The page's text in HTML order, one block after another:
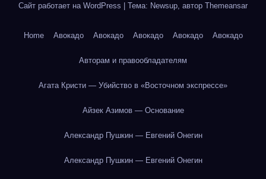
Сайт работает на WordPress | Тема: Newsup, автор Themeansar
Home Авокадо Авокадо Авокадо Авокадо Авокадо
Авторам и правообладателям
Агата Кристи — Убийство в «Восточном экспрессе»
Айзек Азимов — Основание
Александр Пушкин — Евгений Онегин
Александр Пушкин — Евгений Онегин